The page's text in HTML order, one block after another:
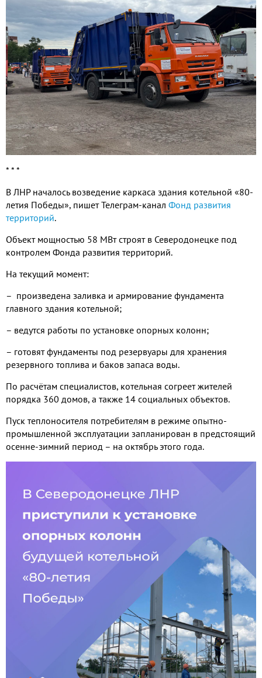
* * *
В ЛНР началось возведение каркаса здания котельной «80-
летия Победы», пишет Телеграм-канал Фонд развития
территорий.
Объект мощностью 58 МВт строят в Северодонецке под
контролем Фонда развития территорий.
На текущий момент:
– произведена заливка и армирование фундамента
главного здания котельной;
– ведутся работы по установке опорных колонн;
– готовят фундаменты под резервуары для хранения
резервного топлива и баков запаса воды.
По расчётам специалистов, котельная согреет жителей
порядка 360 домов, а также 14 социальных объектов.
Пуск теплоносителя потребителям в режиме опытно-
промышленной эксплуатации запланирован в предстоящий
осенне-зимний период – на октябрь этого года.